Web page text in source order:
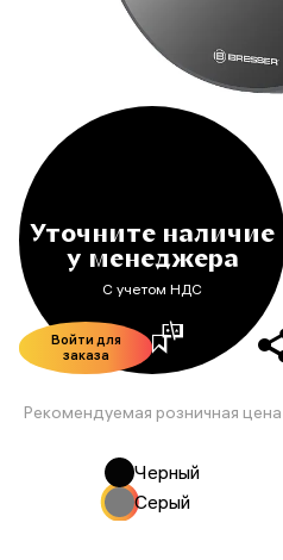
Уточните наличие
у менеджера
С учетом НДС
Войти для
заказа
Рекомендуемая розничная цена
Черный
Серый